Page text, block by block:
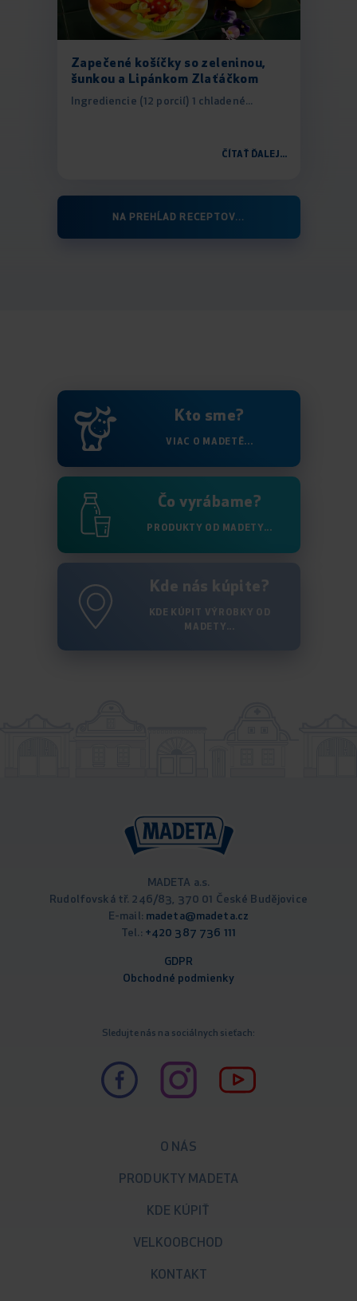
Zapečené košíčky so zeleninou,
šunkou a Lipánkom Zlaťáčkom
Ingrediencie (12 porcií) 1 chladené...
ČÍTAŤ ĎALEJ...
NA PREHĹAD RECEPTOV...
Kto sme?
VIAC O MADETĚ...
Čo vyrábame?
PRODUKTY OD MADETY...
Kde nás kúpite?
KDE KÚPIT VÝROBKY OD
MADETY...
MADETA a.s.
Rudolfovská tř. 246/83, 370 01 České Budějovice
E-mail: madeta@madeta.cz
Tel.: +420 387 736 111
GDPR
Obchodné podmienky
Sledujte nás na sociálnych sieťach:
O NÁS
PRODUKTY MADETA
KDE KÚPIŤ
VELKOOBCHOD
KONTAKT